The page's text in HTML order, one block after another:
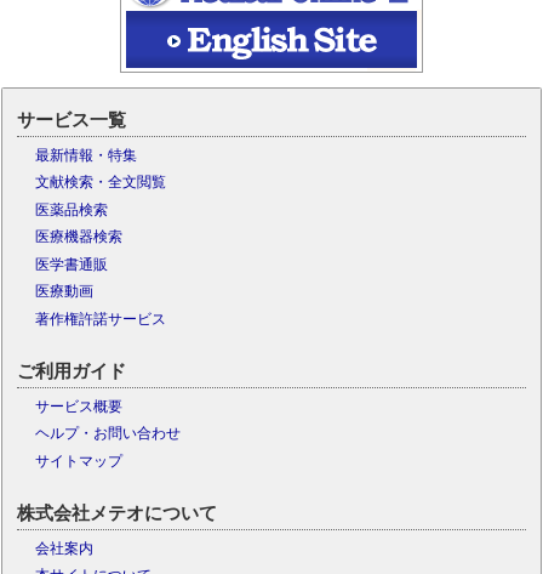
サービス一覧
最新情報・特集
文献検索・全文閲覧
医薬品検索
医療機器検索
医学書通販
医療動画
著作権許諾サービス
ご利用ガイド
サービス概要
ヘルプ・お問い合わせ
サイトマップ
株式会社メテオについて
会社案内